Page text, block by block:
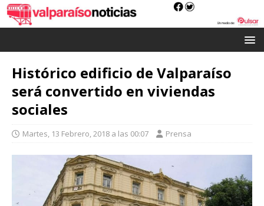
Histórico edificio de Valparaíso
será convertido en viviendas
sociales
Martes, 13 Febrero, 2018 a las 00:07 Prensa